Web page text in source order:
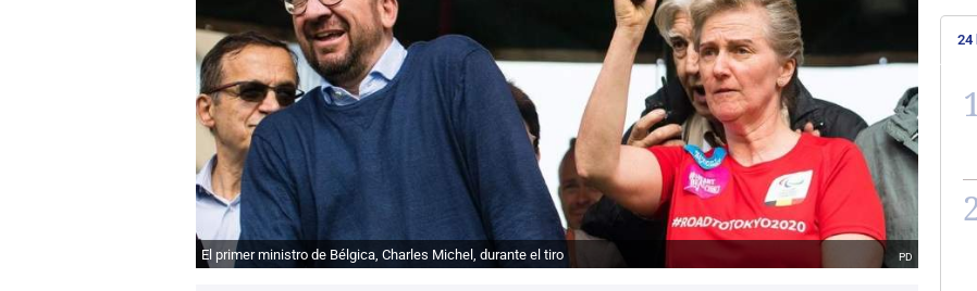
El primer ministro de Bélgica, Charles Michel, durante el tiro PD
24